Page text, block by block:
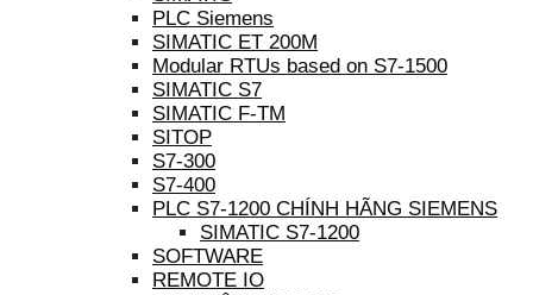
PLC Siemens
SIMATIC ET 200M
Modular RTUs based on S7-1500
SIMATIC S7
SIMATIC F-TM
SITOP
S7-300
S7-400
PLC S7-1200 CHÍNH HÃNG SIEMENS
SIMATIC S7-1200
SOFTWARE
REMOTE IO